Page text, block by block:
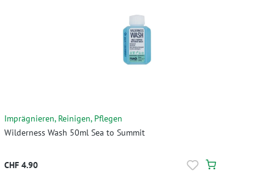
Imprägnieren, Reinigen, Pflegen
Wilderness Wash 50ml Sea to Summit
CHF 4.90